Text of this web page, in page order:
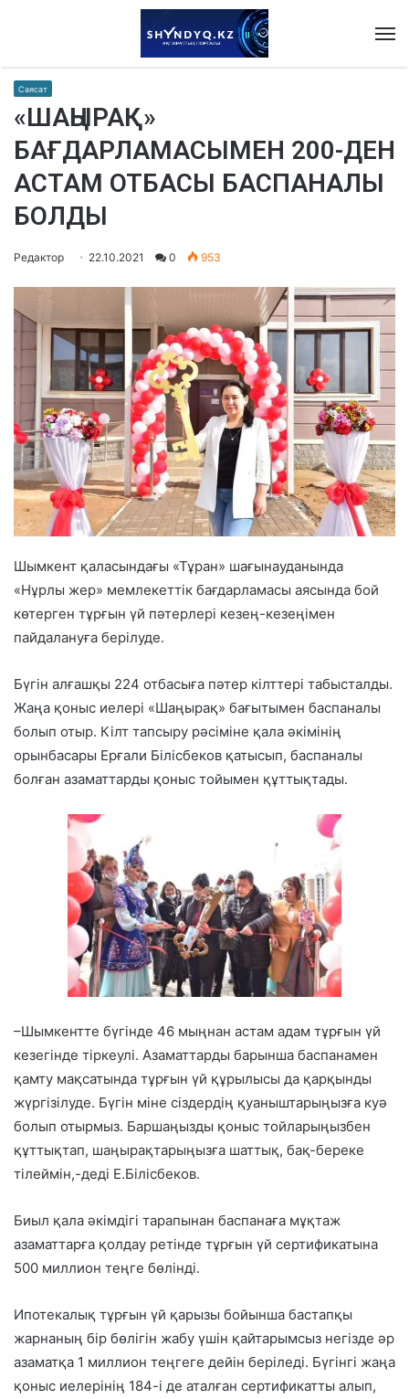
Саясат
«ШАҢЫРАҚ»
БАҒДАРЛАМАСЫМЕН 200-ДЕН
АСТАМ ОТБАСЫ БАСПАНАЛЫ
БОЛДЫ
Редактор 22.10.2021 0 953
Шымкент қаласындағы «Тұран» шағынауданында
«Нұрлы жер» мемлекеттік бағдарламасы аясында бой
көтерген тұрғын үй пәтерлері кезең-кезеңімен
пайдалануға берілуде.
Бүгін алғашқы 224 отбасыға пәтер кілттері табысталды.
Жаңа қоныс иелері «Шаңырақ» бағытымен баспаналы
болып отыр. Кілт тапсыру рәсіміне қала әкімінің
орынбасары Ерғали Білісбеков қатысып, баспаналы
болған азаматтарды қоныс тойымен құттықтады.
–Шымкентте бүгінде 46 мыңнан астам адам тұрғын үй
кезегінде тіркеулі. Азаматтарды барынша баспанамен
қамту мақсатында тұрғын үй құрылысы да қарқынды
жүргізілуде. Бүгін міне сіздердің қуаныштарыңызға куә
болып отырмыз. Баршаңызды қоныс тойларыңызбен
құттықтап, шаңырақтарыңызға шаттық, бақ-береке
тілеймін,-деді Е.Білісбеков.
Биыл қала әкімдігі тарапынан баспанаға мұқтаж
азаматтарға қолдау ретінде тұрғын үй сертификатына
500 миллион теңге бөлінді.
Ипотекалық тұрғын үй қарызы бойынша бастапқы
жарнаның бір бөлігін жабу үшін қайтарымсыз негізде әр
азаматқа 1 миллион теңгеге дейін беріледі. Бүгінгі жаңа
қоныс иелерінің 184-і де аталған сертификатты алып,